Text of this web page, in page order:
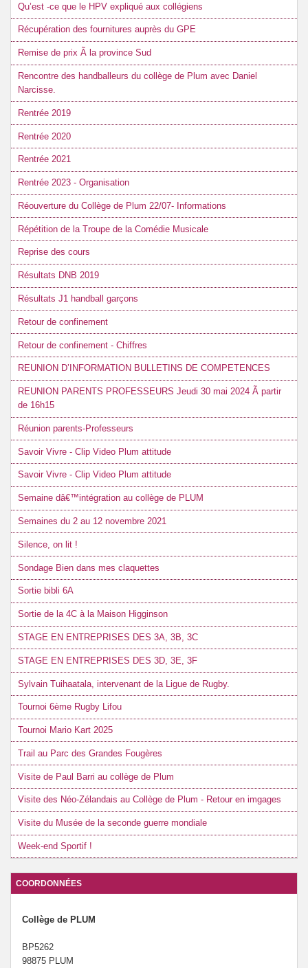
Qu’est -ce que le HPV expliqué aux collégiens
Récupération des fournitures auprès du GPE
Remise de prix Ã la province Sud
Rencontre des handballeurs du collège de Plum avec Daniel
Narcisse.
Rentrée 2019
Rentrée 2020
Rentrée 2021
Rentrée 2023 - Organisation
Réouverture du Collège de Plum 22/07- Informations
Répétition de la Troupe de la Comédie Musicale
Reprise des cours
Résultats DNB 2019
Résultats J1 handball garçons
Retour de confinement
Retour de confinement - Chiffres
REUNION D’INFORMATION BULLETINS DE COMPETENCES
REUNION PARENTS PROFESSEURS Jeudi 30 mai 2024 Ã partir
de 16h15
Réunion parents-Professeurs
Savoir Vivre - Clip Video Plum attitude
Savoir Vivre - Clip Video Plum attitude
Semaine dâ€™intégration au collège de PLUM
Semaines du 2 au 12 novembre 2021
Silence, on lit !
Sondage Bien dans mes claquettes
Sortie bibli 6A
Sortie de la 4C à la Maison Higginson
STAGE EN ENTREPRISES DES 3A, 3B, 3C
STAGE EN ENTREPRISES DES 3D, 3E, 3F
Sylvain Tuihaatala, intervenant de la Ligue de Rugby.
Tournoi 6ème Rugby Lifou
Tournoi Mario Kart 2025
Trail au Parc des Grandes Fougères
Visite de Paul Barri au collège de Plum
Visite des Néo-Zélandais au Collège de Plum - Retour en imgages
Visite du Musée de la seconde guerre mondiale
Week-end Sportif !
COORDONNÉES
Collège de PLUM
BP5262
98875 PLUM